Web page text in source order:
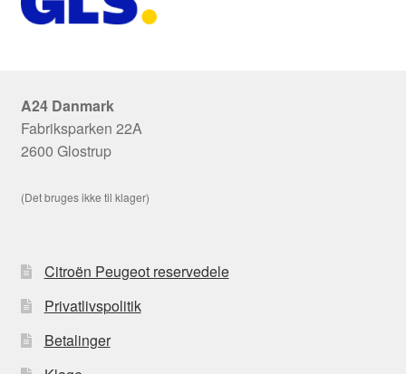
A24 Danmark
Fabriksparken 22A
2600 Glostrup
(Det bruges ikke til klager)
Citroën Peugeot reservedele
Privatlivspolitik
Betalinger